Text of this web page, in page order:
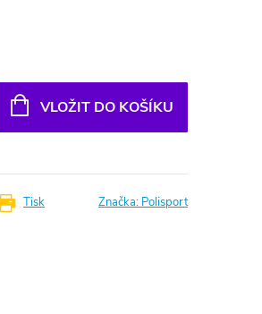
VLOŽIT DO KOŠÍKU
Tisk Značka: Polisport